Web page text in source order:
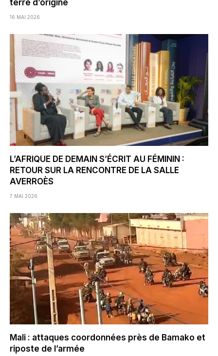
terre d’origine
16 MAI 2026
L’AFRIQUE DE DEMAIN S’ÉCRIT AU FÉMININ :
RETOUR SUR LA RENCONTRE DE LA SALLE
AVERROÈS
7 MAI 2026
Mali : attaques coordonnées près de Bamako et
riposte de l’armée